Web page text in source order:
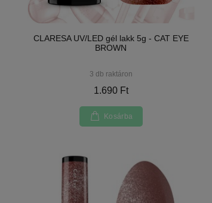
CLARESA UV/LED gél lakk 5g - CAT EYE
BROWN
3 db raktáron
1.690 Ft
Kosárba